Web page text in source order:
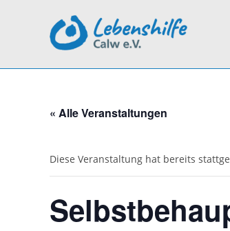
« Alle Veranstaltungen
Diese Veranstaltung hat bereits